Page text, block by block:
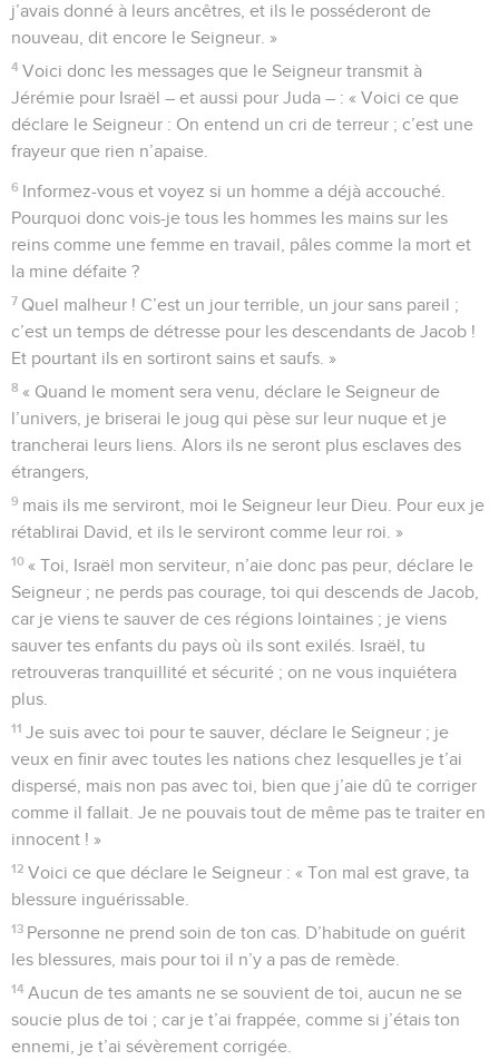
j’avais donné à leurs ancêtres, et ils le posséderont de
nouveau, dit encore le Seigneur. »
4 Voici donc les messages que le Seigneur transmit à
Jérémie pour Israël – et aussi pour Juda – : « Voici ce que
déclare le Seigneur : On entend un cri de terreur ; c’est une
frayeur que rien n’apaise.
6 Informez-vous et voyez si un homme a déjà accouché.
Pourquoi donc vois-je tous les hommes les mains sur les
reins comme une femme en travail, pâles comme la mort et
la mine défaite ?
7 Quel malheur ! C’est un jour terrible, un jour sans pareil ;
c’est un temps de détresse pour les descendants de Jacob !
Et pourtant ils en sortiront sains et saufs. »
8 « Quand le moment sera venu, déclare le Seigneur de
l’univers, je briserai le joug qui pèse sur leur nuque et je
trancherai leurs liens. Alors ils ne seront plus esclaves des
étrangers,
9 mais ils me serviront, moi le Seigneur leur Dieu. Pour eux je
rétablirai David, et ils le serviront comme leur roi. »
10 « Toi, Israël mon serviteur, n’aie donc pas peur, déclare le
Seigneur ; ne perds pas courage, toi qui descends de Jacob,
car je viens te sauver de ces régions lointaines ; je viens
sauver tes enfants du pays où ils sont exilés. Israël, tu
retrouveras tranquillité et sécurité ; on ne vous inquiétera
plus.
11 Je suis avec toi pour te sauver, déclare le Seigneur ; je
veux en finir avec toutes les nations chez lesquelles je t’ai
dispersé, mais non pas avec toi, bien que j’aie dû te corriger
comme il fallait. Je ne pouvais tout de même pas te traiter en
innocent ! »
12 Voici ce que déclare le Seigneur : « Ton mal est grave, ta
blessure inguérissable.
13 Personne ne prend soin de ton cas. D’habitude on guérit
les blessures, mais pour toi il n’y a pas de remède.
14 Aucun de tes amants ne se souvient de toi, aucun ne se
soucie plus de toi ; car je t’ai frappée, comme si j’étais ton
ennemi, je t’ai sévèrement corrigée.